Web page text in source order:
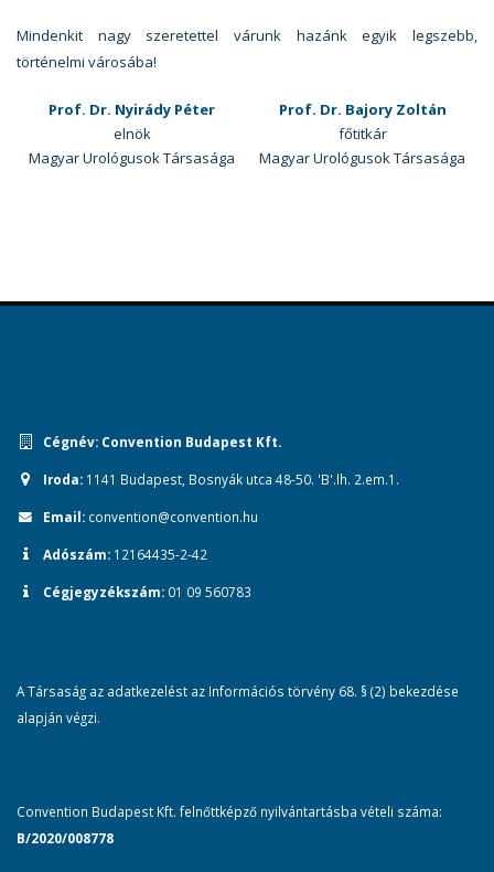
Mindenkit nagy szeretettel várunk hazánk egyik legszebb,
történelmi városába!
Prof. Dr. Nyirády Péter
elnök
Magyar Urológusok Társasága
Prof. Dr. Bajory Zoltán
főtitkár
Magyar Urológusok Társasága
Cégnév: Convention Budapest Kft.
Iroda: 1141 Budapest, Bosnyák utca 48-50. 'B'.lh. 2.em.1.
Email: convention@convention.hu
Adószám: 12164435-2-42
Cégjegyzékszám: 01 09 560783
A Társaság az adatkezelést az Információs törvény 68. § (2) bekezdése
alapján végzi.
Convention Budapest Kft. felnőttképző nyilvántartásba vételi száma:
B/2020/008778